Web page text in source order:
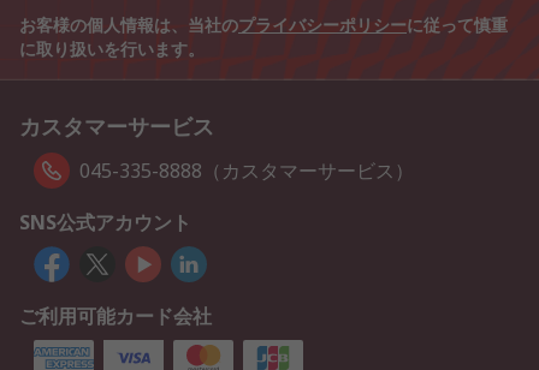
お客様の個人情報は、当社のプライバシーポリシーに従って慎重
に取り扱いを行います。
カスタマーサービス
045-335-8888（カスタマーサービス）
SNS公式アカウント
ご利用可能カード会社